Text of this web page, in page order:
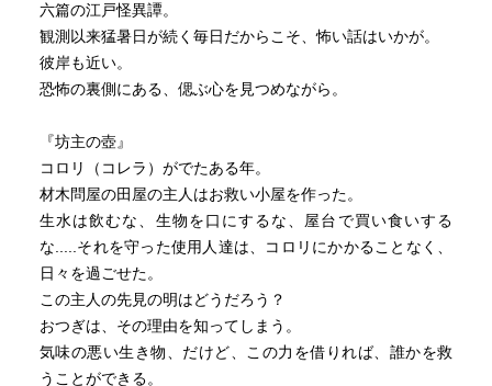
六篇の江戸怪異譚。
観測以来猛暑日が続く毎日だからこそ、怖い話はいかが。
彼岸も近い。
恐怖の裏側にある、偲ぶ心を見つめながら。
『坊主の壺』
コロリ（コレラ）がでたある年。
材木問屋の田屋の主人はお救い小屋を作った。
生水は飲むな、生物を口にするな、屋台で買い食いする
な.....それを守った使用人達は、コロリにかかることなく、
日々を過ごせた。
この主人の先見の明はどうだろう？
おつぎは、その理由を知ってしまう。
気味の悪い生き物、だけど、この力を借りれば、誰かを救
うことができる。